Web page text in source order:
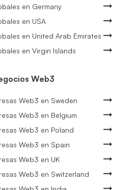
en Germany
en USA
en United Arab Emirates
en Virgin Islands
Web3
Web3 en Sweden
Web3 en Belgium
Web3 en Poland
Web3 en Spain
Web3 en UK
Web3 en Switzerland